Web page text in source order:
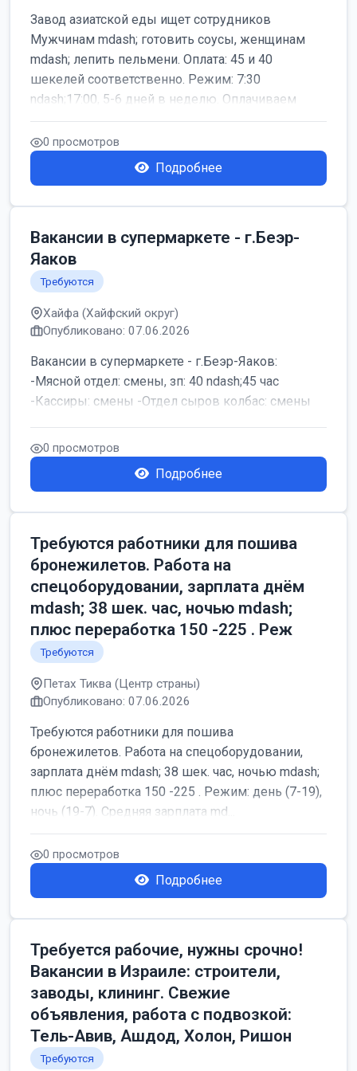
Завод азиатской еды ищет сотрудников
Мужчинам mdash; готовить соусы, женщинам
mdash; лепить пельмени. Оплата: 45 и 40
шекелей соответственно. Режим: 7:30
ndash;17:00, 5-6 дней в неделю. Оплачиваем
дор...
0 просмотров
Подробнее
Вакансии в супермаркете - г.Беэр-
Яаков
Требуются
Хайфа (Хайфский округ)
Опубликовано: 07.06.2026
Вакансии в супермаркете - г.Беэр-Яаков:
-Мясной отдел: смены, зп: 40 ndash;45 час
-Кассиры: смены -Отдел сыров колбас: смены
0 просмотров
Подробнее
Требуются работники для пошива
бронежилетов. Работа на
спецоборудовании, зарплата днём
mdash; 38 шек. час, ночью mdash;
плюс переработка 150 -225 . Реж
Требуются
Петах Тиква (Центр страны)
Опубликовано: 07.06.2026
Требуются работники для пошива
бронежилетов. Работа на спецоборудовании,
зарплата днём mdash; 38 шек. час, ночью mdash;
плюс переработка 150 -225 . Режим: день (7-19),
ночь (19-7). Средняя зарплата md...
0 просмотров
Подробнее
Требуется рабочие, нужны срочно!
Вакансии в Израиле: строители,
заводы, клининг. Свежие
объявления, работа с подвозкой:
Тель-Авив, Ашдод, Холон, Ришон
Требуются